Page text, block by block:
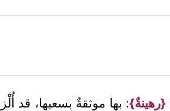
{رهينةٌ}: بها موثقةٌ بسعيها، قد